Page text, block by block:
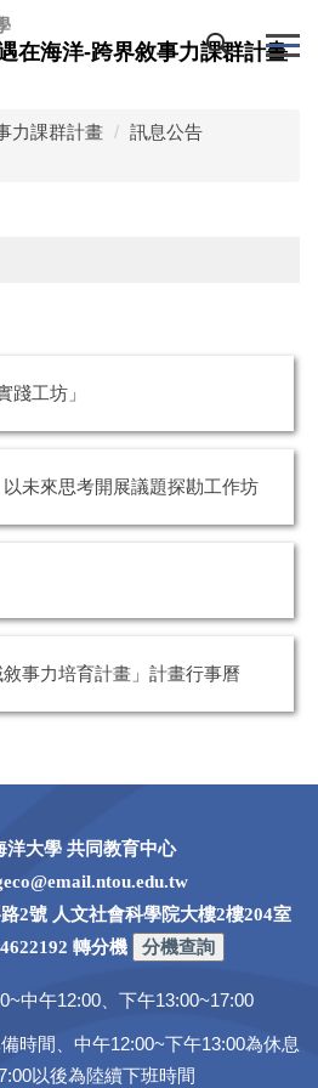
在海洋-跨界敘事力課群計畫
力課群計畫
訊息公告
踐工坊」
以未來思考開展議題探勘工作坊
事力培育計畫」計畫行事曆
洋大學 共同教育中心
2號 人文社會科學院大樓2樓204室
轉分機
中午12:00、下午13:00~17:00
時間、中午12:00~下午13:00為休息
以後為陸續下班時間